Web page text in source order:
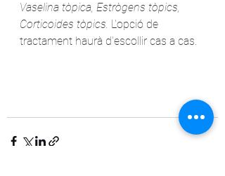
Vaselina tòpica, Estrògens tòpics,
Corticoides tòpics. L'opció de
tractament haurà d'escollir cas a cas.